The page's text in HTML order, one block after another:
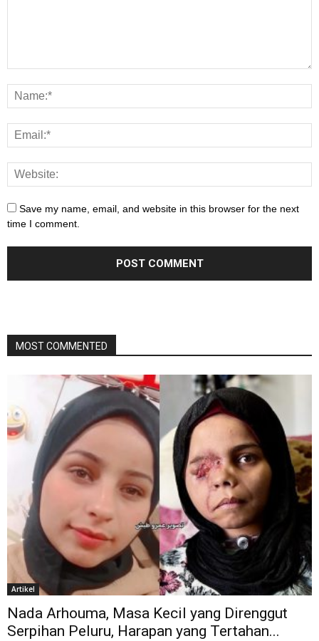
Save my name, email, and website in this browser for the next
time I comment.
MOST COMMENTED
Artikel
Nada Arhouma, Masa Kecil yang Direnggut
Serpihan Peluru, Harapan yang Tertahan...